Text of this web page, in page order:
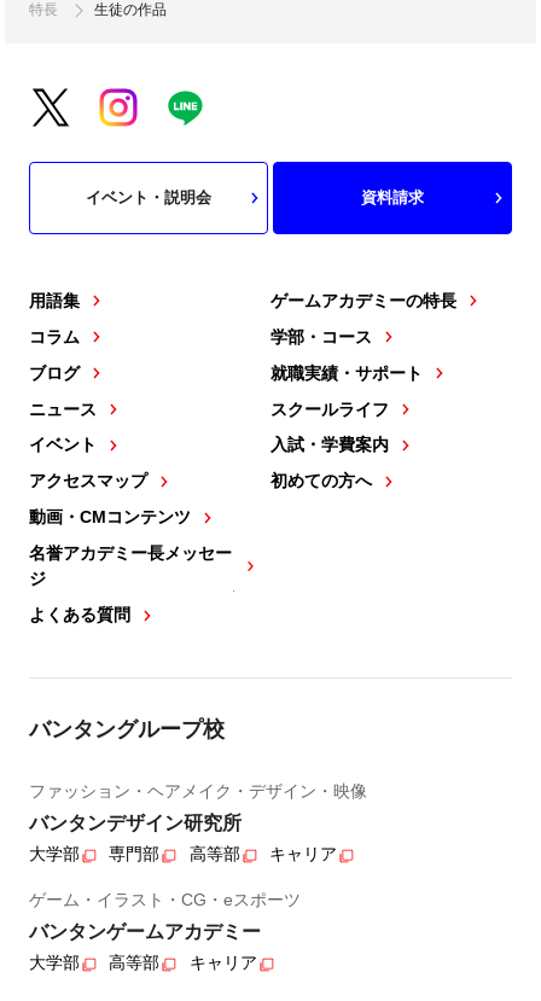
特長
生徒の作品
用語集
コラム
ブログ
ニュース
イベント
アクセスマップ
動画・CMコンテンツ
名誉アカデミー長メッセー
ジ
よくある質問
ゲームアカデミーの特長
学部・コース
就職実績・サポート
スクールライフ
入試・学費案内
初めての方へ
イベント・説明会 資料請求
バンタングループ校
ファッション・ヘアメイク・デザイン・映像
バンタンデザイン研究所
大学部 専門部 高等部 キャリア
ゲーム・イラスト・CG・eスポーツ
バンタンゲームアカデミー
大学部 高等部 キャリア